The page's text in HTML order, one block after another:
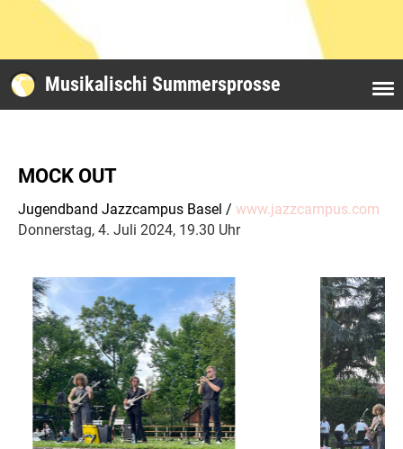
Musikalischi Summersprosse
MOCK OUT
Jugendband Jazzcampus Basel / www.jazzcampus.com
Donnerstag, 4. Juli 2024, 19.30 Uhr